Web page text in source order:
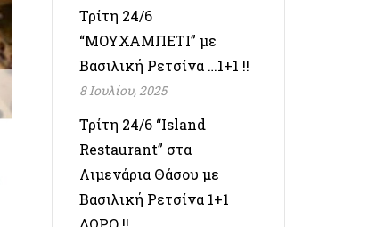
Τρίτη 24/6
“ΜΟΥΧΑΜΠΕΤΙ” με
Βασιλική Ρετσίνα …1+1 !!
8 Ιουλίου, 2025
Τρίτη 24/6 “Island
Restaurant” στα
Λιμενάρια Θάσου με
Βασιλική Ρετσίνα 1+1